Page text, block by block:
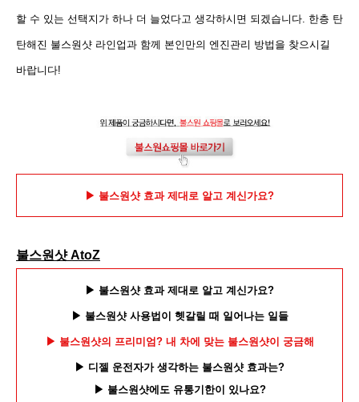
할 수 있는 선택지가 하나 더 늘었다고 생각하시면 되겠습니다. 한층 탄
탄해진 불스원샷 라인업과 함께 본인만의 엔진관리 방법을 찾으시길
바랍니다!
▶ 불스원샷 효과제대로 알고 계신가요?
불스원샷 AtoZ
▶ 불스원샷 효과 제대로 알고 계신가요?
▶ 불스원샷 사용법이 헷갈릴 때 일어나는 일들
▶ 불스원샷의 프리미엄? 내 차에 맞는 불스원샷이 궁금해
▶ 디젤 운전자가 생각하는 불스원샷 효과는?
▶ 불스원샷에도 유통기한이 있나요?